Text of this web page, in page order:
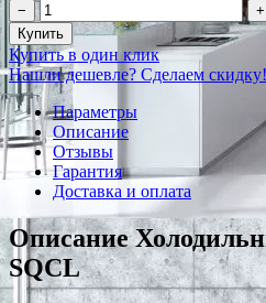
−
+
Купить
Купить в один клик
Нашли дешевле? Сделаем скидку!
Параметры
Описание
Отзывы
Гарантия
Доставка и оплата
Описание
SQCL